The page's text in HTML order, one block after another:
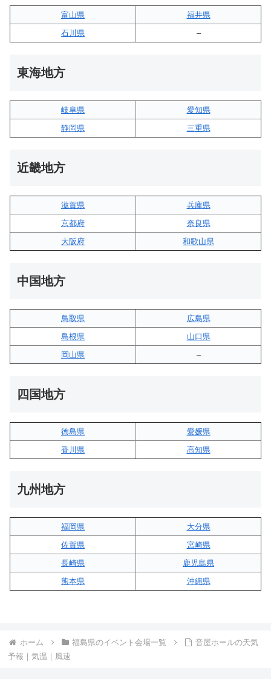
富山県
福井県
石川県
–
東海地方
岐阜県
愛知県
静岡県
三重県
近畿地方
滋賀県
兵庫県
京都府
奈良県
大阪府
和歌山県
中国地方
鳥取県
広島県
島根県
山口県
岡山県
–
四国地方
徳島県
愛媛県
香川県
高知県
九州地方
福岡県
大分県
佐賀県
宮崎県
長崎県
鹿児島県
熊本県
沖縄県
ホーム 福島県のイベント会場一覧
音屋ホールの天気
予報｜気温｜風速